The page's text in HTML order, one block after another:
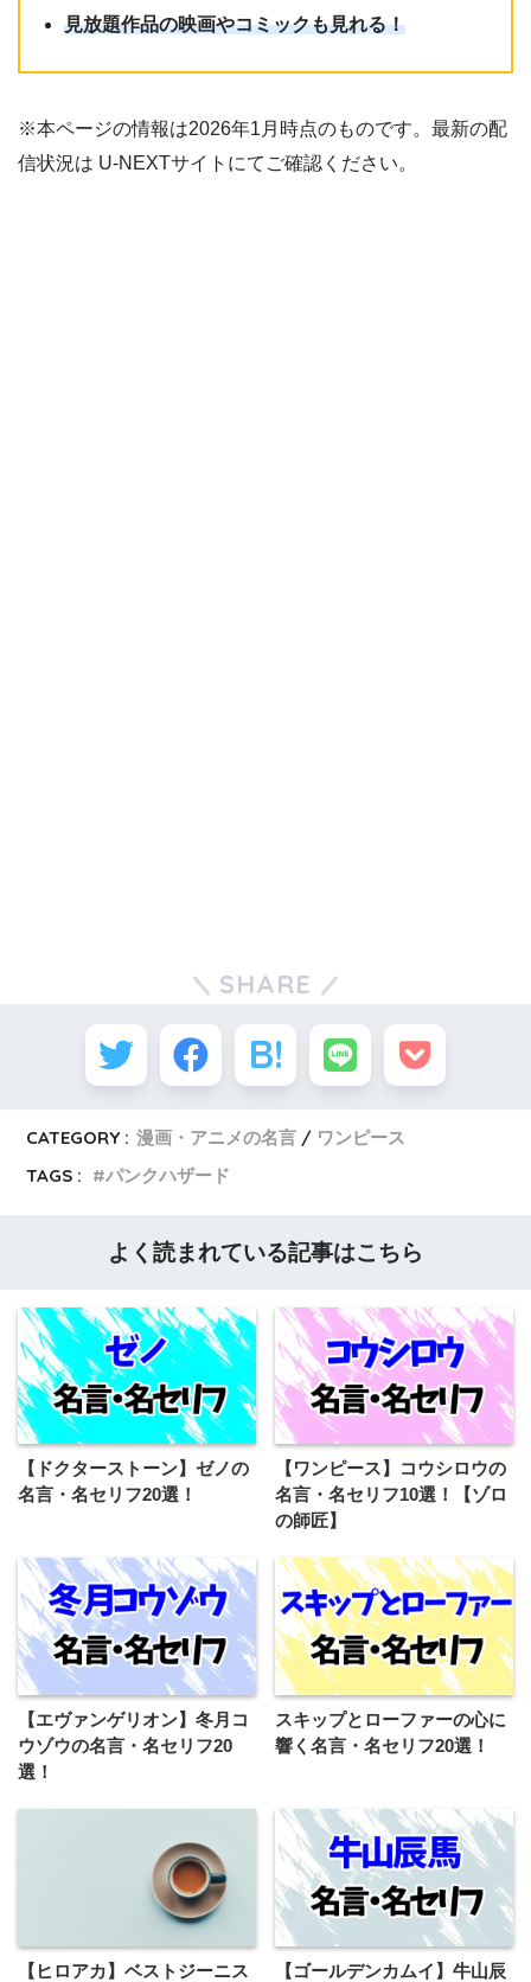
見放題作品の映画やコミックも見れる！
※本ページの情報は2026年1月時点のものです。最新の配
信状況は U-NEXTサイトにてご確認ください。
SHARE
CATEGORY : 漫画・アニメの名言
ワンピース
TAGS :
パンクハザード
よく読まれている記事はこちら
【ドクターストーン】ゼノの
名言・名セリフ20選！
【ワンピース】コウシロウの
名言・名セリフ10選！【ゾロ
の師匠】
【エヴァンゲリオン】冬月コ
ウゾウの名言・名セリフ20
選！
スキップとローファーの心に
響く名言・名セリフ20選！
【ヒロアカ】ベストジーニス
【ゴールデンカムイ】牛山辰